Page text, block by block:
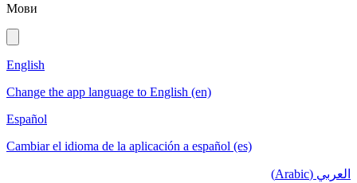
Мови
English
Change the app language to English (en)
Español
Cambiar el idioma de la aplicación a español (es)
العربي (Arabic)